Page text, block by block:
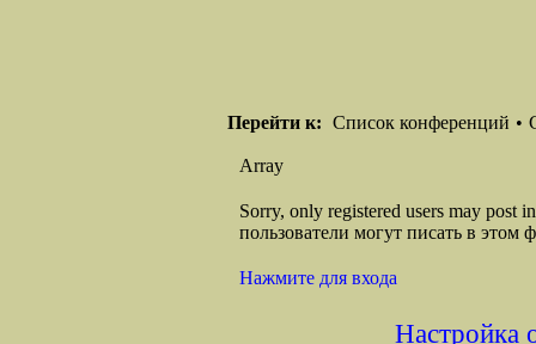
Перейти к: Список конференций •
Array
Sorry, only registered users may post
пользователи могут писать в этом
Нажмите для входа
Настройка